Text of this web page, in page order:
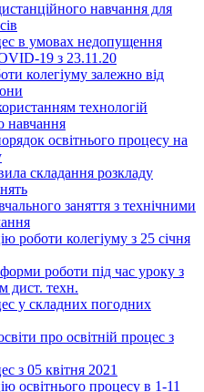
навчання для
в умовах недопущення
19 з 23.11.20
колегіуму залежно від
технологій
навчання
освітнього процесу на
складання розкладу
заняття з технічними
роботи колегіуму з 25 січня
роботи під час уроку з
дист. техн.
у складних погодних
про освітній процес з
з 05 квітня 2021
освітнього процесу в 1-11